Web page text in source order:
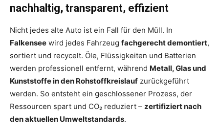
nachhaltig, transparent, effizient
Nicht jedes alte Auto ist ein Fall für den Müll. In
Falkensee wird jedes Fahrzeug fachgerecht demontiert,
sortiert und recycelt. Öle, Flüssigkeiten und Batterien
werden professionell entfernt, während Metall, Glas und
Kunststoffe in den Rohstoffkreislauf zurückgeführt
werden. So entsteht ein geschlossener Prozess, der
Ressourcen spart und CO₂ reduziert – zertifiziert nach
den aktuellen Umweltstandards.